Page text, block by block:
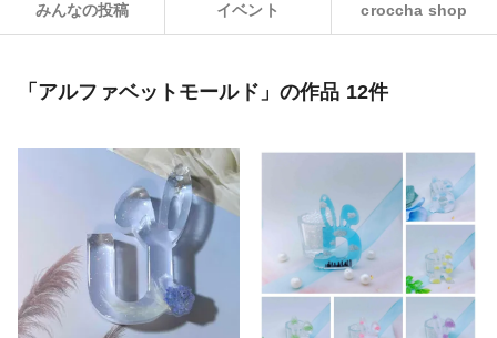
みんなの投稿 イベント croccha shop
「アルファベットモールド」の作品 12件